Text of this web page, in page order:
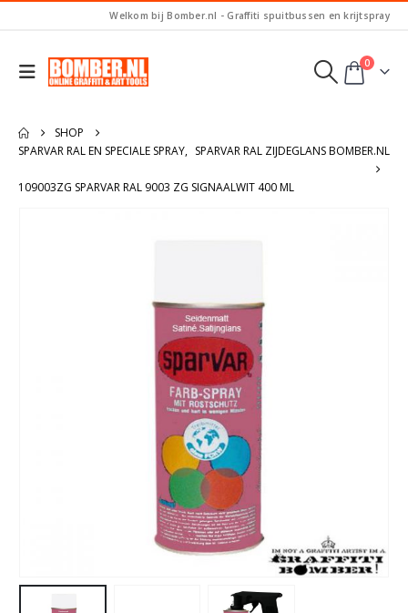
Welkom bij Bomber.nl - Graffiti spuitbussen en krijtspray
0
SHOP
SPARVAR RAL EN SPECIALE SPRAY, SPARVAR RAL ZIJDEGLANS BOMBER.NL
109003ZG SPARVAR RAL 9003 ZG SIGNAALWIT 400 ML